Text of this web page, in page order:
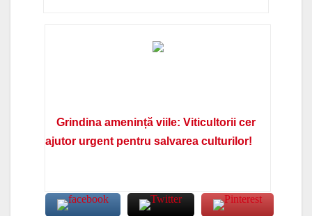
Grindina amenință viile: Viticultorii cer
ajutor urgent pentru salvarea culturilor!